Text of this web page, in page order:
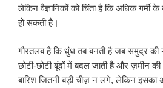
लेकिन वैज्ञानिकों को चिंता है कि अधिक गर्मी
हो सकती है।
गौरतलब है कि धुंध तब बनती है जब समुद्र की
छोटी-छोटी बूंदों में बदल जाती है और ज़मीन
बारिश जितनी बड़ी चीज़ न लगे, लेकिन